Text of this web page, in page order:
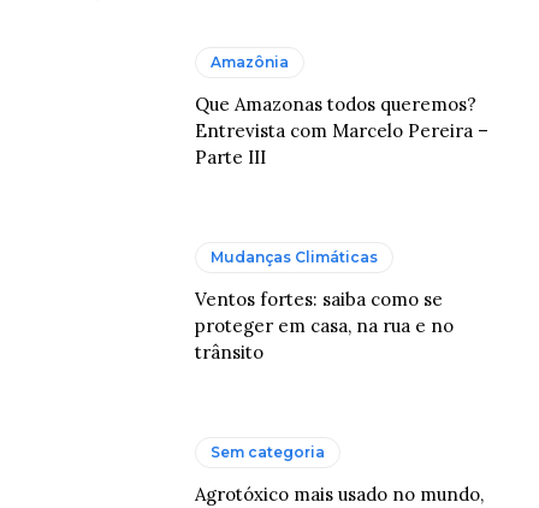
Amazônia
Que Amazonas todos queremos?
Entrevista com Marcelo Pereira –
Parte III
Mudanças Climáticas
Ventos fortes: saiba como se
proteger em casa, na rua e no
trânsito
Sem categoria
Agrotóxico mais usado no mundo,